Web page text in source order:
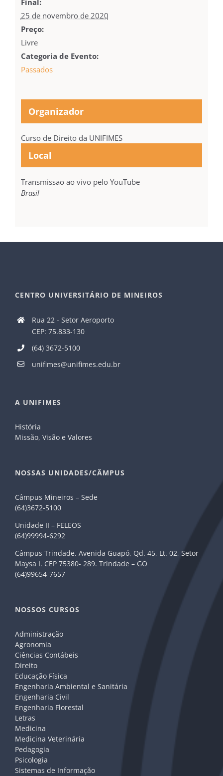
Final:
25 de novembro de 2020
Preço:
Livre
Categoria de Evento:
Passados
Local
Transmissao ao vivo pelo YouTube
Brasil
Organizador
Curso de Direito da UNIFIMES
CENTRO UNIVERSITÁRIO DE MINEIROS
Rua 22 - Setor Aeroporto
CEP: 75.833-130
(64) 3672-5100
unifimes@unifimes.edu.br
A UNIFIMES
História
Missão, Visão e Valores
NOSSAS UNIDADES/CÂMPUS
Câmpus Mineiros – Sede
(64)3672-5100
Unidade II – FELEOS
(64)99994-6292
Câmpus Trindade. Avenida Guapó, Qd. 45, Lt. 02, Setor
Maysa I. CEP 75380- 289. Trindade – GO
(64)99654-7657
NOSSOS CURSOS
Administração
Agronomia
Ciências Contábeis
Direito
Educação Física
Engenharia Ambiental e Sanitária
Engenharia Civil
Engenharia Florestal
Letras
Medicina
Medicina Veterinária
Pedagogia
Psicologia
Sistemas de Informação